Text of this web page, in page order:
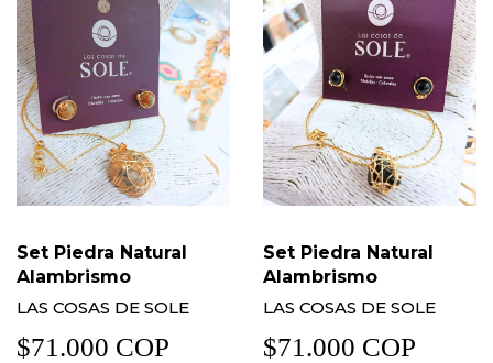
Set Piedra Natural
Alambrismo
LAS COSAS DE SOLE
$71.000 COP
Set Piedra Natural
Alambrismo
LAS COSAS DE SOLE
$71.000 COP